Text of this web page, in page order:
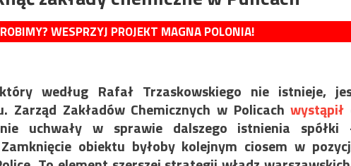
WESPRZYJ PROJEKT MAGNA POLONIA!
według Rafał Trzaskowskiego nie istnieje,
Zarząd Zakładów Chemicznych w Policachwystąpił
uchwały w sprawie dalszego istnienia spółki
Zamknięcie obiektu byłoby kolejnym ciosem w